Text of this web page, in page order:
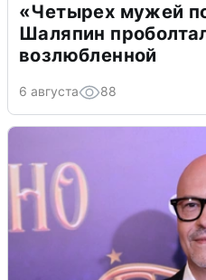
«Четырех мужей
Шаляпин
возлюбленной
6 августа 88